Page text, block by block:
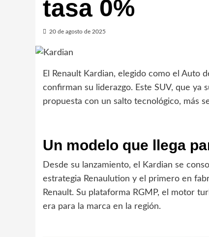
tasa 0%
20 de agosto de 2025
El Renault Kardian, elegido como el Auto
confirman su liderazgo. Este SUV, que ya
propuesta con un salto tecnológico, más
Un modelo que llega
Desde su lanzamiento, el Kardian se
estrategia Renaulution y el primero en
Renault. Su plataforma RGMP, el motor
era para la marca en la región.